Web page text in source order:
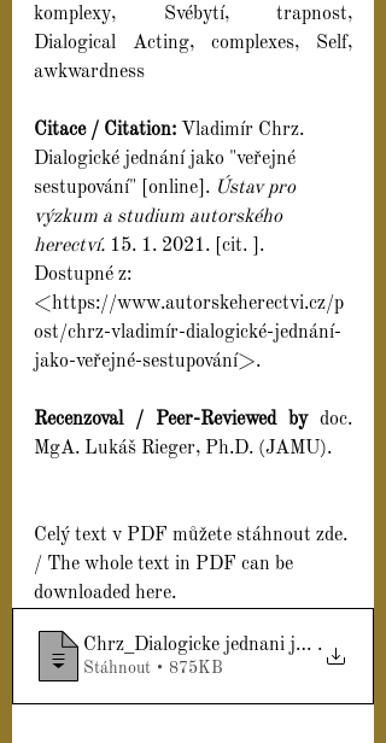
komplexy, Svébytí, trapnost,
Dialogical Acting, complexes, Self,
awkwardness
Citace / Citation: Vladimír Chrz.
Dialogické jednání jako "veřejné
sestupování" [online]. Ústav pro
výzkum a studium autorského
herectví. 15. 1. 2021. [cit. ].
Dostupné z:
<https://www.autorskeherectvi.cz/p
ost/chrz-vladimír-dialogické-jednání-
jako-veřejné-sestupování>.
Recenzoval / Peer-Reviewed by doc.
MgA. Lukáš Rieger, Ph.D. (JAMU).
Celý text v PDF můžete stáhnout zde.
/ The whole text in PDF can be
downloaded here.
Chrz_Dialogicke jednani jako verejne
.
Stáhnout • 875KB